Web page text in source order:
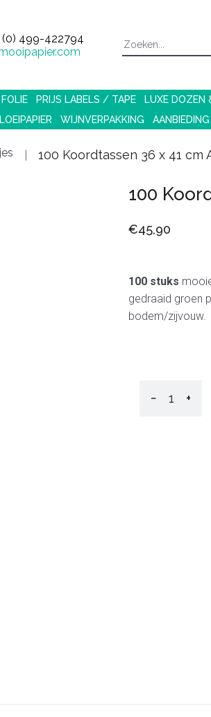
(0) 499-422794
PRIJS LABELS / TAPE LUXE DOZEN
WIJNVERPAKKING
100 Koordtassen 36 x 41 cm
100
€45,90
100 stuks
gedraaid groen
bodem/zijvouw.
− +